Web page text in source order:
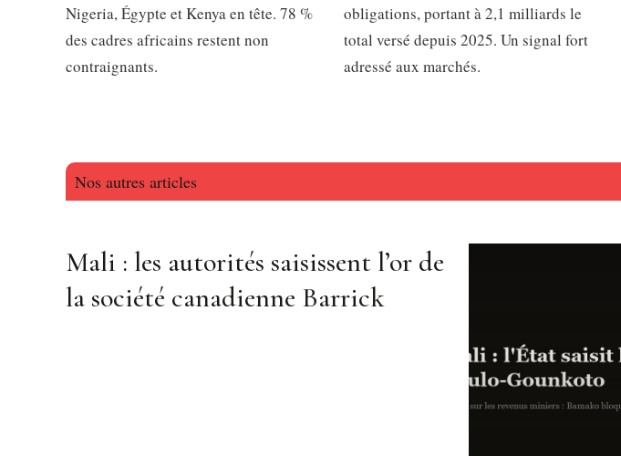
Nigeria, Égypte et Kenya en tête. 78 %
des cadres africains restent non
contraignants.
obligations, portant à 2,1 milliards le
total versé depuis 2025. Un signal fort
adressé aux marchés.
Nos autres articles
Mali : les autorités saisissent l’or de
la société canadienne Barrick